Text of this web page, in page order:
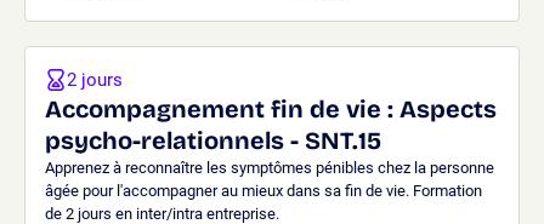
Accompagnement fin de vie : Aspects
psycho-relationnels - SNT.15
Apprenez à reconnaître les symptômes pénibles chez la personne
âgée pour l'accompagner au mieux dans sa fin de vie. Formation
de 2 jours en inter/intra entreprise.
2 jours